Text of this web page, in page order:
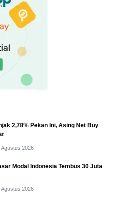
2,78% Pekan Ini, Asing Net Buy
Agustus 2026
Modal Indonesia Tembus 30 Juta
Agustus 2026